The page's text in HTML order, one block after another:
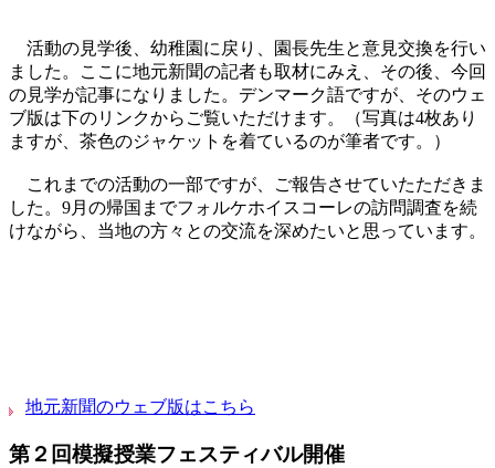
活動の見学後、幼稚園に戻り、園長先生と意見交換を行い
ました。ここに地元新聞の記者も取材にみえ、その後、今回
の見学が記事になりました。デンマーク語ですが、そのウェ
ブ版は下のリンクからご覧いただけます。（写真は4枚あり
ますが、茶色のジャケットを着ているのが筆者です。）
これまでの活動の一部ですが、ご報告させていたただきま
した。9月の帰国までフォルケホイスコーレの訪問調査を続
けながら、当地の方々との交流を深めたいと思っています。
地元新聞のウェブ版はこちら
第２回模擬授業フェスティバル開催